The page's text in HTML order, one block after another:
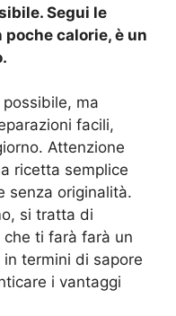
Segui le
calorie, è un
ma
facili,
Attenzione
ricetta semplice
senza originalità.
si tratta di
che ti farà farà un
termini di sapore
i vantaggi